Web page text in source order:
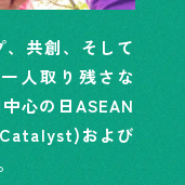
共創、そして
人取り残さな
心の日ASEAN
および